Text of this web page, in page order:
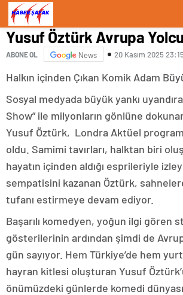
Yusuf Öztürk Avrupa
ABONE OL News 20 Kasım 2025 23:15
Halkın içinden Çıkan Komik Adam
Sosyal medyada büyük yankı
Show” ile milyonların gönlüne
Yusuf Öztürk, Londra Aktüel
oldu. Samimi tavırları, halktan biri
hayatın içinden aldığı esprileriyle
sempatisini kazanan Öztürk,
tufanı estirmeye devam ediyor.
Başarılı komedyen, yoğun ilgi gören
gösterilerinin ardından şimdi de
gün sayıyor. Hem Türkiye’de hem
hayran kitlesi oluşturan Yusuf
önümüzdeki günlerde komedi